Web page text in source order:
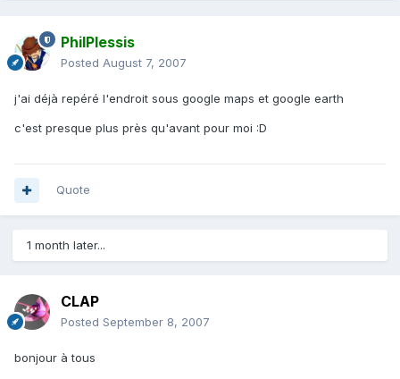
PhilPlessis
Posted August 7, 2007
j'ai déjà repéré l'endroit sous google maps et google earth
c'est presque plus près qu'avant pour moi :D
Quote
1 month later...
CLAP
Posted September 8, 2007
bonjour à tous